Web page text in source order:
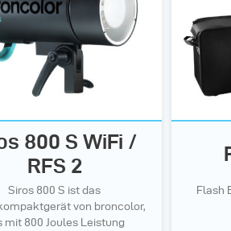
800 S WiFi /
RFS 2
Siros 800 S ist das
von broncolor,
mit 800 Joules Leistung
Flash